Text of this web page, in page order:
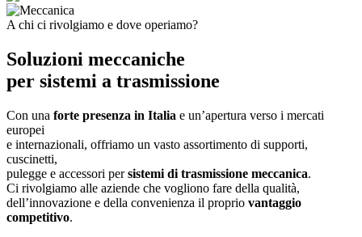
A chi ci rivolgiamo e dove operiamo?
Soluzioni meccaniche
per sistemi a trasmissione
Con una forte presenza in Italia e un’apertura verso i mercati
europei
e internazionali, offriamo un vasto assortimento di supporti,
cuscinetti,
pulegge e accessori per sistemi di trasmissione meccanica.
Ci rivolgiamo alle aziende che vogliono fare della qualità,
dell’innovazione e della convenienza il proprio vantaggio
competitivo.